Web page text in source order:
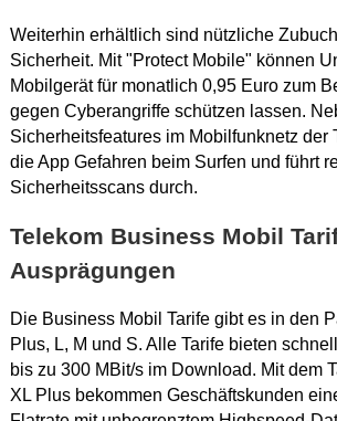
Weiterhin erhältlich sind nützliche
Sicherheit. Mit "Protect Mobile" können
Mobilgerät für monatlich 0,95 Euro zum
gegen Cyberangriffe schützen lassen.
Sicherheitsfeatures im Mobilfunknetz der
die App Gefahren beim Surfen und führt
Sicherheitsscans durch.
Telekom Business Mobil
Ausprägungen
Die Business Mobil Tarife gibt es in den
Plus, L, M und S. Alle Tarife bieten
bis zu 300 MBit/s im Download. Mit dem
XL Plus bekommen Geschäftskunden